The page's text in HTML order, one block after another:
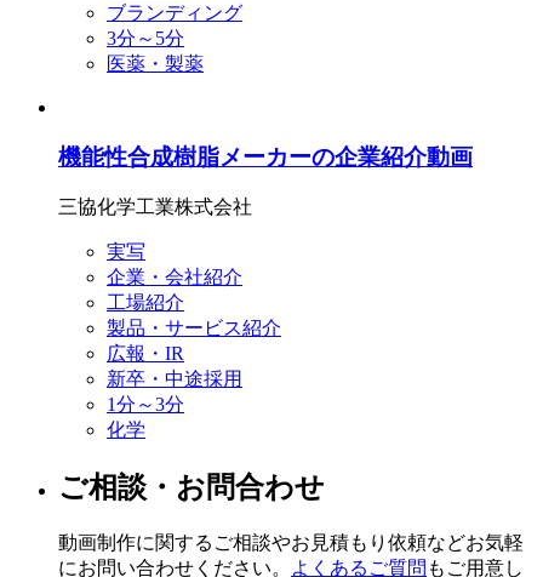
ブランディング
3分～5分
医薬・製薬
機能性合成樹脂メーカーの企業紹介動画
三協化学工業株式会社
実写
企業・会社紹介
工場紹介
製品・サービス紹介
広報・IR
新卒・中途採用
1分～3分
化学
ご相談・お問合わせ
動画制作に関するご相談やお見積もり依頼などお気軽
にお問い合わせください。
よくあるご質問 もご用意し